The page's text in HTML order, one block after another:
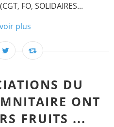
FO, SOLIDAIRES...
plus
DU
ONT
FRUITS ...